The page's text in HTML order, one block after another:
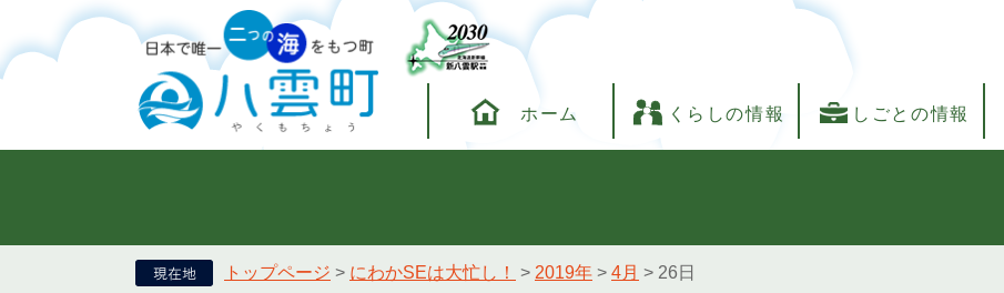
ホーム くらしの情報 しごとの情報
トップページ > にわかSEは大忙し！ > 2019年 > 4月 > 26日